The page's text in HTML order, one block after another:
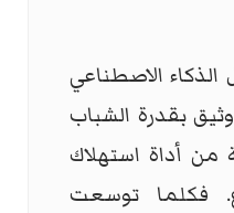
الاصطناعي
بقدرة الشباب
من أداة استهلاك
فكلما توسعت